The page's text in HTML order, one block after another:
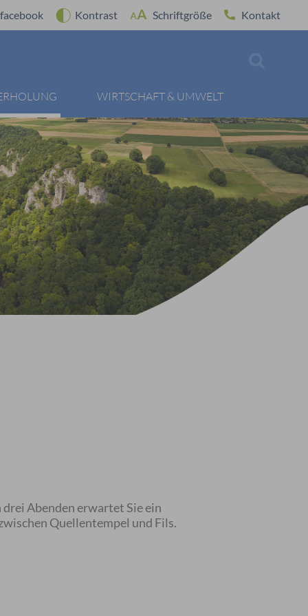
facebook Kontrast Schriftgröße Kontakt
WIRTSCHAFT & UMWELT
Abenden erwartet Sie ein
Quellentempel und Fils.